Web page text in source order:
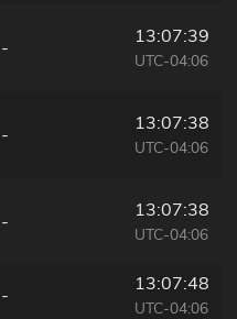
-
13:07:39
UTC-04:06
-
13:07:38
UTC-04:06
-
13:07:38
UTC-04:06
-
13:07:48
UTC-04:06